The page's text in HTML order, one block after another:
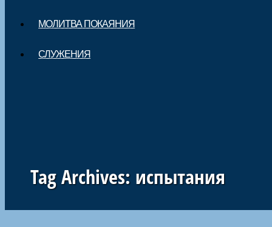
МОЛИТВА ПОКАЯНИЯ
СЛУЖЕНИЯ
Tag Archives: испытания